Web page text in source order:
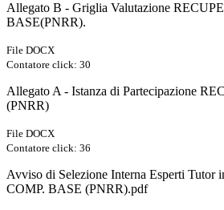
Allegato B - Griglia Valutazione
BASE(PNRR).
File DOCX
Contatore click: 30
Allegato A - Istanza di Partecipazione
(PNRR)
File DOCX
Contatore click: 36
Avviso di Selezione Interna Esperti Tutor
COMP. BASE (PNRR).pdf